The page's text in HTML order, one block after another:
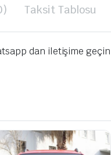
Taksit Tablosu
dan iletişime